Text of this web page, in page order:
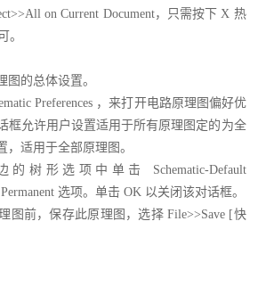
on Current Document，只需按下 X 热
。
图的总体设置。
Preferences ，来打开电路原理图偏好优
框允许用户设置适用于所有原理图定的为全
，适用于全部原理图。
树形选项中单击 Schematic-Default
选项。单击 OK 以关闭该对话框。
图前，保存此原理图，选择 File>>Save [快